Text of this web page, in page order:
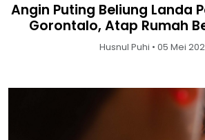
Angin Puting Beliung Landa
Gorontalo, Atap Rumah
Husnul Puhi • 05 Mei